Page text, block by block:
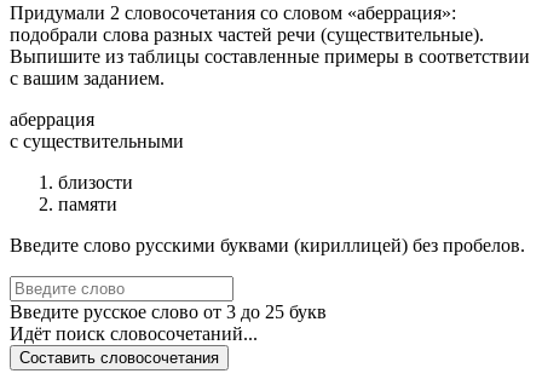
Придумали 2 словосочетания со словом «аберрация»:
подобрали слова разных частей речи (существительные).
Выпишите из таблицы составленные примеры в соответствии
с вашим заданием.
аберрация
c существительными
близости
памяти
Введите слово русскими буквами (кириллицей) без пробелов.
Введите русское слово от 3 до 25 букв
Идёт поиск словосочетаний...
Составить словосочетания